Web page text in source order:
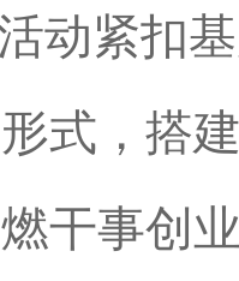
动紧扣
式，搭
干事创